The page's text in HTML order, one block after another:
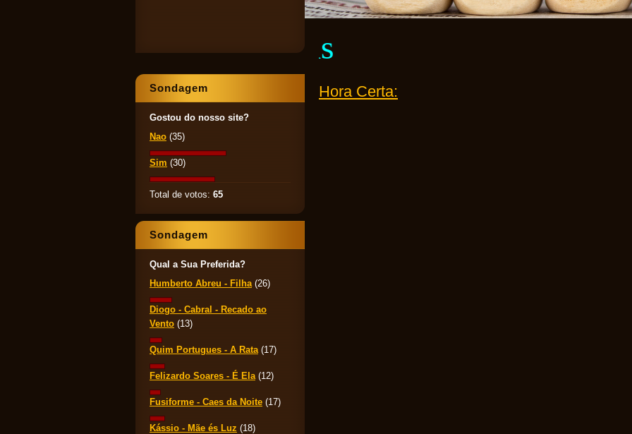
Hora Certa:
Sondagem
Gostou do nosso site?
Nao (35)
Sim (30)
Total de votos: 65
Sondagem
Qual a Sua Preferida?
Humberto Abreu - Filha (26)
Diogo - Cabral - Recado ao
Vento (13)
Quim Portugues - A Rata (17)
Felizardo Soares - É Ela (12)
Fusiforme - Caes da Noite (17)
Kássio - Mãe és Luz (18)